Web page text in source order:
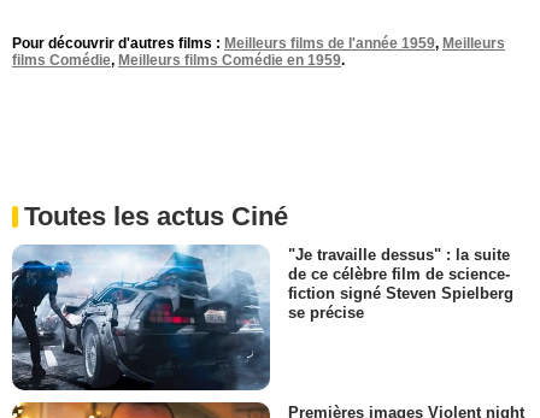
Pour découvrir d'autres films : Meilleurs films de l'année 1959, Meilleurs
films Comédie, Meilleurs films Comédie en 1959.
Toutes les actus Ciné
"Je travaille dessus" : la suite
de ce célèbre film de science-
fiction signé Steven Spielberg
se précise
Premières images Violent night